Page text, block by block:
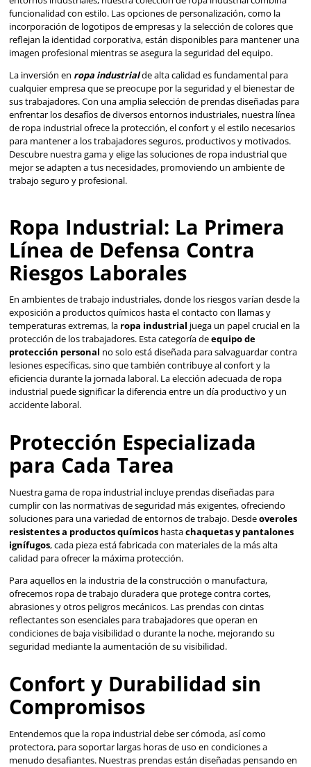
exposición a productos químicos hasta el contacto con
temperaturas extremas, laropa industrialjuega un
protección de los trabajadores. Esta categoría deequipo
protección personalno solo está diseñada para
lesiones específicas, sino que también contribuye al
eficiencia durante la jornada laboral. La elección
industrial puede significar la diferencia entre un día
accidente laboral.
Protección
para Cada Tarea
Nuestra gama de ropa industrial incluye prendas
cumplir con las normativas de seguridad más exigentes,
soluciones para una variedad de entornos de trabajo.
resistentes a productos químicos
ignífugos, cada pieza está fabricada con materiales de la
calidad para ofrecer la máxima protección.
Para aquellos en la industria de la construcción o
ofrecemos ropa de trabajo duradera que protege contra
abrasiones y otros peligros mecánicos. Las prendas con
reflectantes son esenciales para trabajadores que operan
condiciones de baja visibilidad o durante la noche,
Confort y Durabilidad
Compromisos
Entendemos que la ropa industrial debe ser cómoda, así
protectora, para soportar largas horas de uso en
menudo desafiantes. Nuestras prendas están diseñadas
la ergonomía, permitiendo una completa libertad de
asegurando que los trabajadores puedan realizar sus
restricciones. Los materiales transpirables y las
diseño inteligente, como ventilaciones y ajustes flexibles,
confort y la adaptabilidad a diversas condiciones
Además, la durabilidad es una prioridad. La ropa
sometida a rigurosas pruebas para asegurar su
perforaciones y desgaste por uso continuo. Esto no solo
excelente relación calidad-precio, reduciendo la
reemplazos frecuentes.